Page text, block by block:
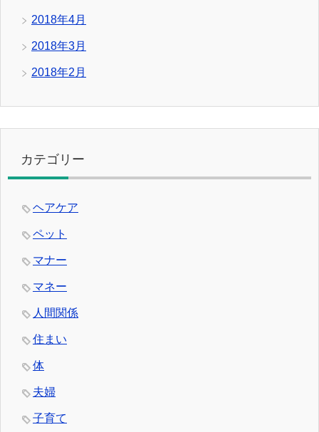
2018年4月
2018年3月
2018年2月
カテゴリー
ヘアケア
ペット
マナー
マネー
人間関係
住まい
体
夫婦
子育て